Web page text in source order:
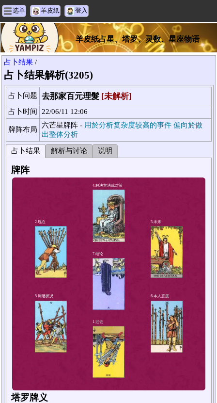
选单 羊皮纸 登入
羊皮纸占星、塔罗、灵数、星座物语
占卜结果 /
占卜结果解析(3205)
占卜问题 去那家百元理髮 [未解析]
占卜时间 22/06/11 12:06
牌阵布局
六芒星牌阵 - 用於分析复杂度较高的事件 偏向於做
出整体分析
占卜结果 解析与讨论 说明
牌阵
2.现在
4.解决方法或对策
塔罗牌义